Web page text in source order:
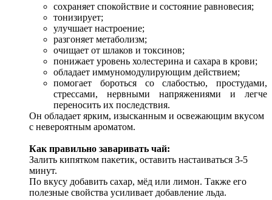
сохраняет спокойствие и состояние равновесия;
тонизирует;
улучшает настроение;
разгоняет метаболизм;
очищает от шлаков и токсинов;
понижает уровень холестерина и сахара в крови;
обладает иммуномодулирующим действием;
помогает бороться со слабостью, простудами,
стрессами, нервными напряжениями и легче
переносить их последствия.
Он обладает ярким, изысканным и освежающим вкусом
с невероятным ароматом.
Как правильно заваривать чай:
Залить кипятком пакетик, оставить настаиваться 3-5
минут.
По вкусу добавить сахар, мёд или лимон. Также его
полезные свойства усиливает добавление льда.